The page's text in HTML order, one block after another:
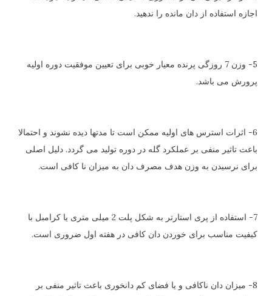
اجازه استفاده از دان مانده را ندهید.
5- وزن 7 روزگی پرنده معیار خوبی برای تعیین موفقیت دوره اولیه
پرورش می باشد.
6- اثرات استرس های اولیه ممکن است تا مدتها دیده نشوند و احتمالا
باعث تاثیر منفی بر عملکرد گله در دوره تولید می گردد. دلیل اصلی
برای نرسیدن به وزن هدف مصرف دان به میزان نا کافی است.
7- استفاده از پری استارتر به شکل پلت 2 میلی متری یا کرامبل با
کیفیت مناسب برای خوردن دان کافی در هفته اول ضروری است.
8- میزان دان ناکافی و یا فضای کم دانخوری باعث تاثیر منفی بر